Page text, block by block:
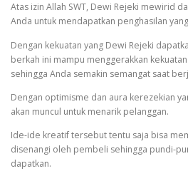
Atas izin Allah SWT, Dewi Rejeki mewirid
Anda untuk mendapatkan penghasilan
Dengan kekuatan yang Dewi Rejeki
berkah ini mampu menggerakkan
sehingga Anda semakin semangat saat
Dengan optimisme dan aura kerezekian
akan muncul untuk menarik pelanggan.
Ide-ide kreatif tersebut tentu saja bisa
disenangi oleh pembeli sehingga pundi-
dapatkan.